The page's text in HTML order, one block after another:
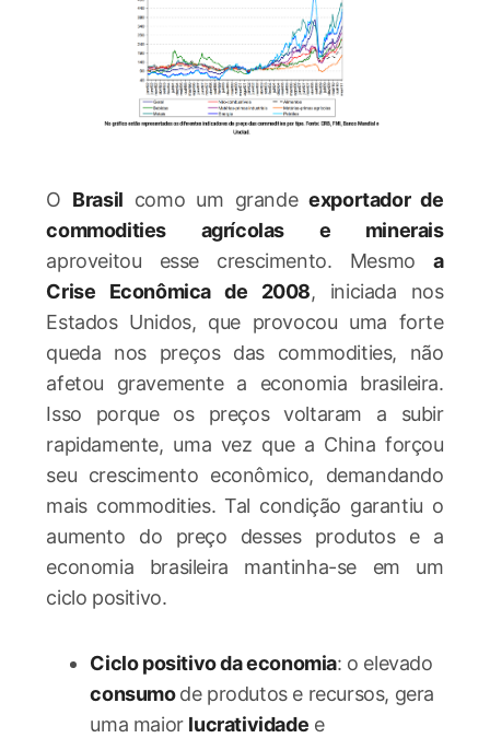
O Brasil como um grandeexportador de
commodities agrícolas e minerais
aproveitou esse crescimento. Mesmo a
Crise Econômica de 2008, iniciada nos
Estados Unidos, que provocou uma forte
queda nos preços das commodities, não
afetou gravemente a economia brasileira.
Isso porque os preços voltaram a subir
rapidamente, uma vez que a China forçou
seu crescimento econômico, demandando
mais commodities. Tal condição garantiu o
aumento do preço desses produtos e a
economia brasileira mantinha-se em um
ciclo positivo.
Ciclo positivo da economia: o elevado
consumode produtos e recursos, gera
uma maior lucratividade e